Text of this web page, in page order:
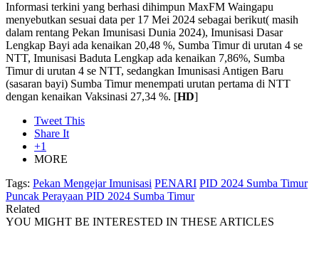
Informasi terkini yang berhasi dihimpun MaxFM Waingapu
menyebutkan sesuai data per 17 Mei 2024 sebagai berikut( masih
dalam rentang Pekan Imunisasi Dunia 2024), Imunisasi Dasar
Lengkap Bayi ada kenaikan 20,48 %, Sumba Timur di urutan 4 se
NTT, Imunisasi Baduta Lengkap ada kenaikan 7,86%, Sumba
Timur di urutan 4 se NTT, sedangkan Imunisasi Antigen Baru
(sasaran bayi) Sumba Timur menempati urutan pertama di NTT
dengan kenaikan Vaksinasi 27,34 %. [HD]
Tweet This
Share It
+1
MORE
Tags: Pekan Mengejar Imunisasi PENARI PID 2024 Sumba Timur
Puncak Perayaan PID 2024 Sumba Timur
Related
YOU MIGHT BE INTERESTED IN THESE ARTICLES